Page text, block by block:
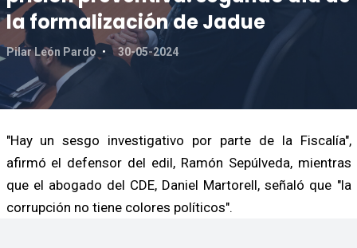
la formalización de Jadue
Pilar León Pardo 30-05-2024
"Hay un sesgo investigativo por parte de la Fiscalía",
afirmó el defensor del edil, Ramón Sepúlveda, mientras
que el abogado del CDE, Daniel Martorell, señaló que "la
corrupción no tiene colores políticos".